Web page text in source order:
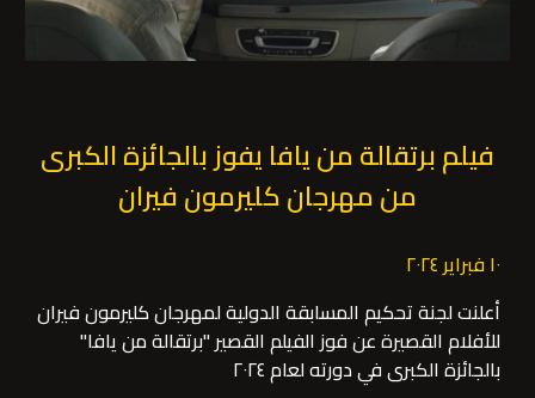
فيلم برتقالة من يافا يفوز بالجائزة الكبرى
من مهرجان كليرمون فيران
١٠ فبراير ٢٠٢٤
أعلنت لجنة تحكيم المسابقة الدولية لمهرجان كليرمون فيران
للأفلام القصيرة عن فوز الفيلم القصير "برتقالة من يافا"
بالجائزة الكبرى في دورته لعام ٢٠٢٤